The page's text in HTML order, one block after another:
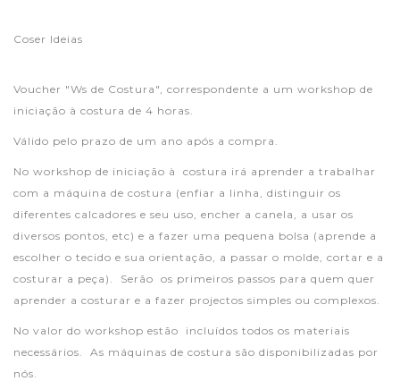
Coser Ideias
Voucher "Ws de Costura", correspondente a um workshop de
iniciação à costura de 4 horas.
Válido pelo prazo de um ano após a compra.
No workshop de iniciação à costura irá aprender a trabalhar
com a máquina de costura (enfiar a linha, distinguir os
diferentes calcadores e seu uso, encher a canela, a usar os
diversos pontos, etc) e a fazer uma pequena bolsa (aprende a
escolher o tecido e sua orientação, a passar o molde, cortar e a
costurar a peça). Serão os primeiros passos para quem quer
aprender a costurar e a fazer projectos simples ou complexos.
No valor do workshop estão incluídos todos os materiais
necessários. As máquinas de costura são disponibilizadas por
nós.